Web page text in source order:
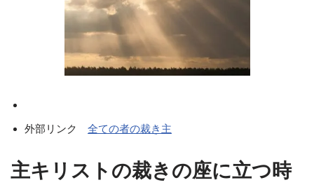
外部リンク 全ての者の裁き主
主キリストの裁きの座に立つ時